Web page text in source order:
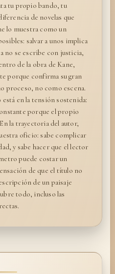
tu propio bando, tu
de novelas que
lo muestra como un
salvar a unos implica
no se escribe con justicia,
de la obra de Kane,
porque confirma su gran
proceso, no como escena.
en la tensión sostenida:
porque el propio
la trayectoria del autor,
oficio: sabe complicar
y sabe hacer que el lector
puede costar un
de que el título no
de un paisaje
todo, incluso las